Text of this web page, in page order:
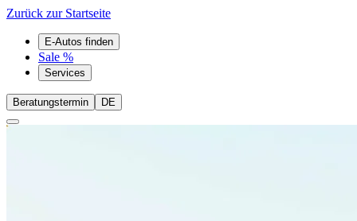
Zurück zur Startseite
E-Autos finden
Sale %
Services
Beratungstermin DE